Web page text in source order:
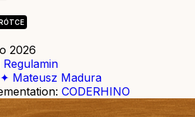
2026
Regulamin
Mateusz Madura
CODERHINO